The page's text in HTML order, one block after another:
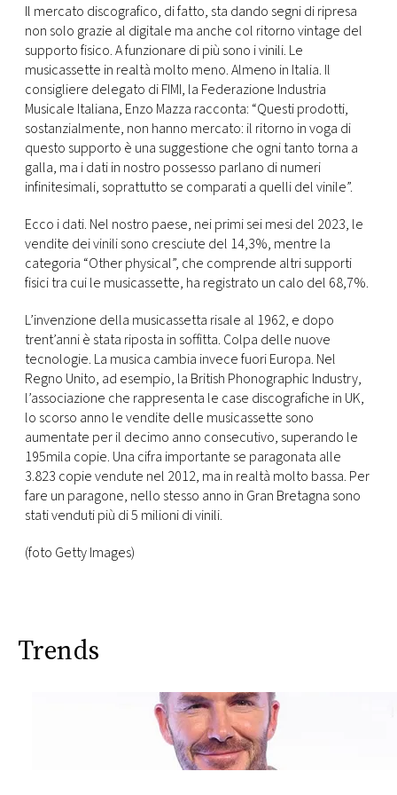
CONSIGLIA
Il mercato discografico, di fatto, sta dando segni di ripresa
non solo grazie al digitale ma anche col ritorno vintage del
supporto fisico. A funzionare di più sono i vinili. Le
musicassette in realtà molto meno. Almeno in Italia. Il
consigliere delegato di FIMI, la Federazione Industria
Musicale Italiana, Enzo Mazza racconta: “Questi prodotti,
sostanzialmente, non hanno mercato: il ritorno in voga di
questo supporto è una suggestione che ogni tanto torna a
galla, ma i dati in nostro possesso parlano di numeri
infinitesimali, soprattutto se comparati a quelli del vinile”.
Ecco i dati. Nel nostro paese, nei primi sei mesi del 2023, le
vendite dei vinili sono cresciute del 14,3%, mentre la
categoria “Other physical”, che comprende altri supporti
fisici tra cui le musicassette, ha registrato un calo del 68,7%.
L’invenzione della musicassetta risale al 1962, e dopo
trent’anni è stata riposta in soffitta. Colpa delle nuove
tecnologie. La musica cambia invece fuori Europa. Nel
Regno Unito, ad esempio, la British Phonographic Industry,
l’associazione che rappresenta le case discografiche in UK,
lo scorso anno le vendite delle musicassette sono
aumentate per il decimo anno consecutivo, superando le
195mila copie. Una cifra importante se paragonata alle
3.823 copie vendute nel 2012, ma in realtà molto bassa. Per
fare un paragone, nello stesso anno in Gran Bretagna sono
stati venduti più di 5 milioni di vinili.
(foto Getty Images)
Trends